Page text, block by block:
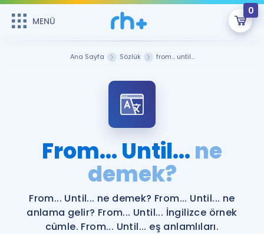
MENÜ
0
Şifremi Hatırlamıyorum
Sepetin Şu An Boş.
Remzi Hoca ile seni sınava hazırlayacak onlarca eğitim seni
bekliyor!
MENÜ
Katılımcı Görüşleri
Faydalı Araçlar
Ücretsiz Kaynaklar
İngilizce Gramer
Ana Sayfa Sözlük from... until...
From... Until...ne
demek?
From... Until... ne demek? From... Until... ne
anlama gelir? From... Until... İngilizce örnek
cümle. From... Until... eş anlamlıları.